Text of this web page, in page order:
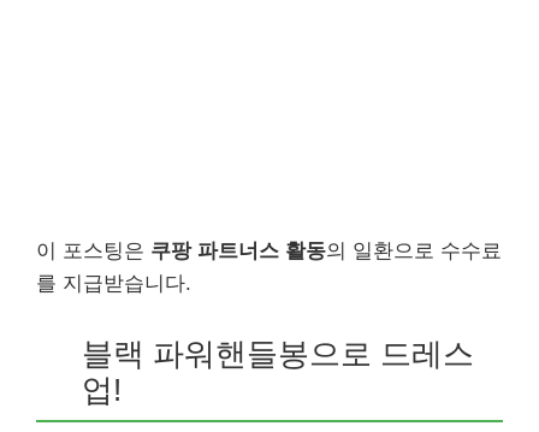
이 포스팅은 쿠팡 파트너스 활동의 일환으로 수수료
를 지급받습니다.
블랙 파워핸들봉으로 드레스
업!